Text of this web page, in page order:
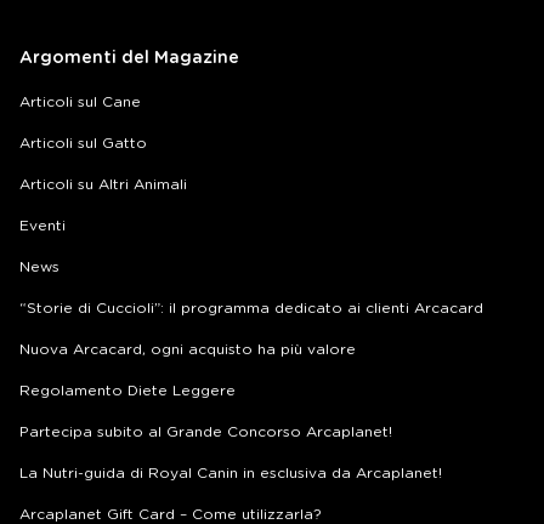
Argomenti del Magazine
Articoli sul Cane
Articoli sul Gatto
Articoli su Altri Animali
Eventi
News
“Storie di Cuccioli”: il programma dedicato ai clienti Arcacard
Nuova Arcacard, ogni acquisto ha più valore
Regolamento Diete Leggere
Partecipa subito al Grande Concorso Arcaplanet!
La Nutri-guida di Royal Canin in esclusiva da Arcaplanet!
Arcaplanet Gift Card – Come utilizzarla?